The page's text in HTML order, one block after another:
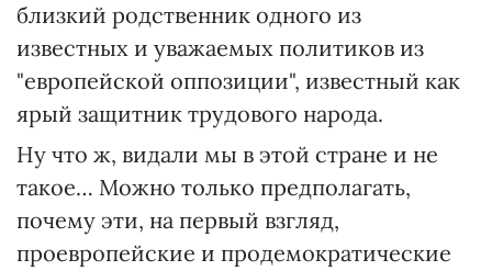
близкий родственник одного из
известных и уважаемых политиков из
"европейской оппозиции", известный как
ярый защитник трудового народа.
Ну что ж, видали мы в этой стране и не
такое… Можно только предполагать,
почему эти, на первый взгляд,
проевропейские и продемократические